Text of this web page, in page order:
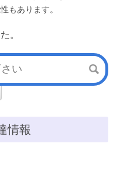
もあります。
。
情報